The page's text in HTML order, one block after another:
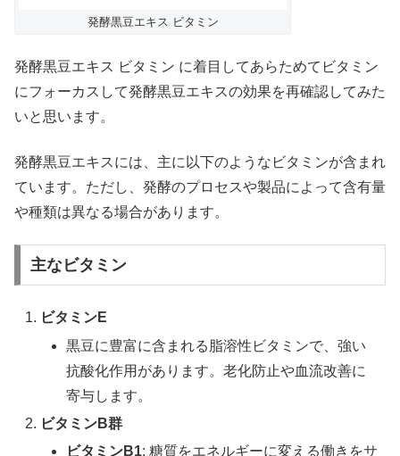
発酵黒豆エキス ビタミン
発酵黒豆エキス ビタミン に着目してあらためてビタミン
にフォーカスして発酵黒豆エキスの効果を再確認してみた
いと思います。
発酵黒豆エキスには、主に以下のようなビタミンが含まれ
ています。ただし、発酵のプロセスや製品によって含有量
や種類は異なる場合があります。
主なビタミン
ビタミンE
黒豆に豊富に含まれる脂溶性ビタミンで、強い
抗酸化作用があります。老化防止や血流改善に
寄与します。
ビタミンB群
ビタミンB1: 糖質をエネルギーに変える働きをサ